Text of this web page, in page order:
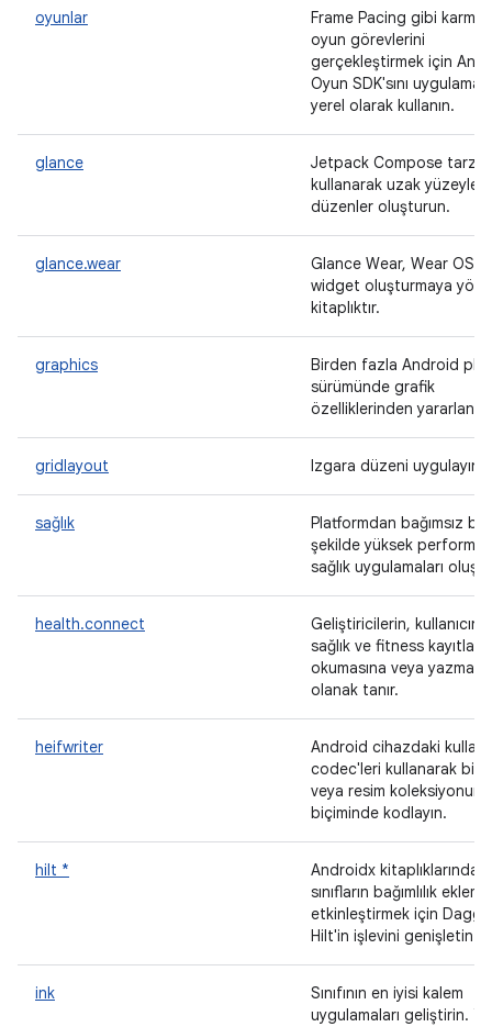
oyunlar
Frame Pacing gibi
oyun görevlerini
gerçekleştirmek için
Oyun SDK'sını
yerel olarak kullanın.
glance
Jetpack Compose tarzı
kullanarak uzak yüzeyler
düzenler oluşturun.
glance.wear
Glance Wear, Wear OS
widget oluşturmaya
kitaplıktır.
graphics
Birden fazla Android
sürümünde grafik
özelliklerinden
gridlayout Izgara düzeni uygulayın.
sağlık
Platformdan bağımsız bir
şekilde yüksek
sağlık uygulamaları
health.connect
Geliştiricilerin, kullanıcının
sağlık ve fitness
okumasına veya
olanak tanır.
heifwriter
Android cihazdaki
codec'leri kullanarak bir
veya resim koleksiyonunu
biçiminde kodlayın.
hilt *
Androidx
sınıfların bağımlılık
etkinleştirmek için
Hilt'in işlevini genişletin.
ink
Sınıfının en iyisi kalem
uygulamaları geliştirin.